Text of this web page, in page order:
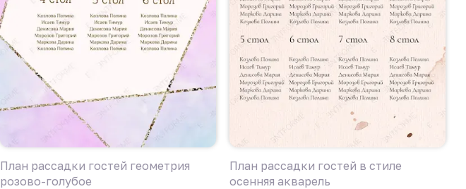
План рассадки гостей геометрия
розово-голубое
План рассадки гостей в стиле
осенняя акварель